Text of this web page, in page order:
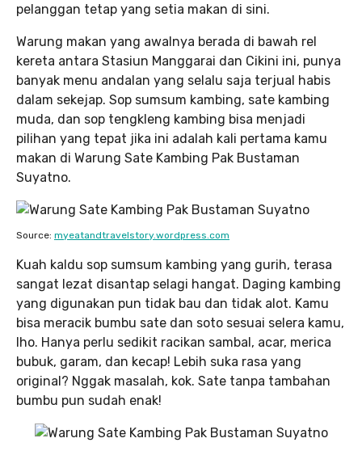
pelanggan tetap yang setia makan di sini.
Warung makan yang awalnya berada di bawah rel
kereta antara Stasiun Manggarai dan Cikini ini, punya
banyak menu andalan yang selalu saja terjual habis
dalam sekejap. Sop sumsum kambing, sate kambing
muda, dan sop tengkleng kambing bisa menjadi
pilihan yang tepat jika ini adalah kali pertama kamu
makan di Warung Sate Kambing Pak Bustaman
Suyatno.
Source: myeatandtravelstory.wordpress.com
Kuah kaldu sop sumsum kambing yang gurih, terasa
sangat lezat disantap selagi hangat. Daging kambing
yang digunakan pun tidak bau dan tidak alot. Kamu
bisa meracik bumbu sate dan soto sesuai selera kamu,
lho. Hanya perlu sedikit racikan sambal, acar, merica
bubuk, garam, dan kecap! Lebih suka rasa yang
original? Nggak masalah, kok. Sate tanpa tambahan
bumbu pun sudah enak!